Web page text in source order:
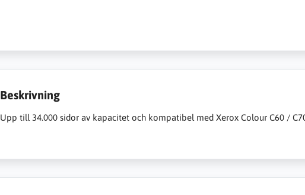
Beskrivning
Upp till 34.000 sidor av kapacitet och kompatibel med Xerox Colour C60 /